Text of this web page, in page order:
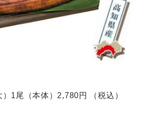
）1尾（本体）2,780円 （税込）